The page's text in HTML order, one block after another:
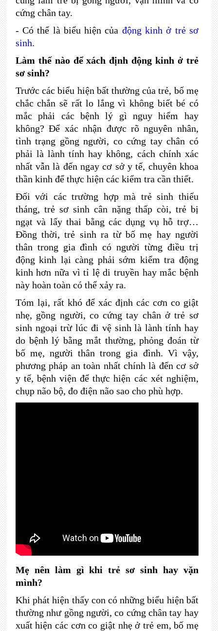
cứng chân tay.
-Có thể là biểu hiện của động kinh ở trẻ sơ
sinh.
Làm thế nào để xách định động kinh ở trẻ
sơ sinh?
Trước các biểu hiện bất thường của trẻ, bố mẹ
chắc chắn sẽ rất lo lắng vì không biết bé có
mắc phải các bệnh lý gì nguy hiểm hay
không? Để xác nhận được rõ nguyên nhân,
tình trạng gồng người, co cứng tay chân có
phải là lành tính hay không, cách chính xác
nhất vẫn là đến ngay cơ sở y tế, chuyên khoa
thần kinh để thực hiện các kiểm tra cần thiết.
Đối với các trường hợp mà trẻ sinh thiếu
tháng, trẻ sơ sinh cân nặng thấp còi, trẻ bị
ngạt và lấy thai bằng các dụng vụ hỗ trợ…
Đồng thời, trẻ sinh ra từ bố mẹ hay người
thân trong gia đình có người từng điều trị
động kinh lại càng phải sớm kiểm tra động
kinh hơn nữa vì tỉ lệ di truyền hay mắc bệnh
này hoàn toàn có thể xảy ra.
Tóm lại, rất khó để xác định các cơn co giật
nhẹ, gồng người, co cứng tay chân ở trẻ sơ
sinh ngoại trừ lúc đi vệ sinh là lành tính hay
do bệnh lý bằng mắt thường, phỏng đoán từ
bố mẹ, người thân trong gia đình. Vì vậy,
phương pháp an toàn nhất chính là đến cơ sở
y tế, bệnh viện để thực hiện các xét nghiệm,
chụp não bộ, đo điện não sao cho phù hợp.
Mẹ nên làm gì khi trẻ sơ sinh hay vặn
mình?
Khi phát hiện thấy con có những biểu hiện bất
thường như gồng người, co cứng chân tay hay
xuất hiện các cơn co giật nhẹ ở trẻ em, bố mẹ